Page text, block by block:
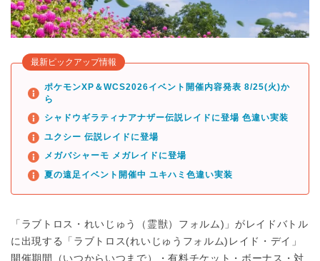
最新ピックアップ情報
ポケモンXP＆WCS2026イベント開催内容発表 8/25(火)か
ら
シャドウギラティナアナザー伝説レイドに登場 色違い実装
ユクシー 伝説レイドに登場
メガバシャーモ メガレイドに登場
夏の遠足イベント開催中 ユキハミ色違い実装
「ラブトロス・れいじゅう（霊獣）フォルム)」がレイドバトル
に出現する「ラブトロス(れいじゅうフォルム)レイド・デイ」
開催期間（いつからいつまで）・有料チケット・ボーナス・対